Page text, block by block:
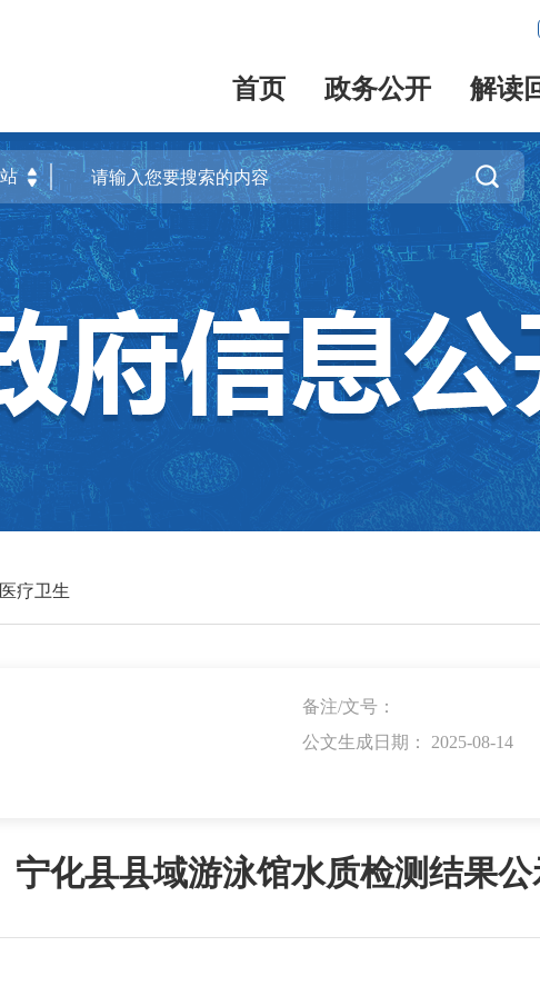
首页 政务公开 解读

医疗卫生
备注/文号：
公文生成日期： 2025-08-14
宁化县县域游泳馆水质检测结果公